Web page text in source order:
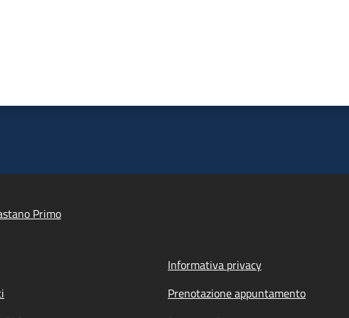
Primo
Informativa privacy
Prenotazione appuntamento